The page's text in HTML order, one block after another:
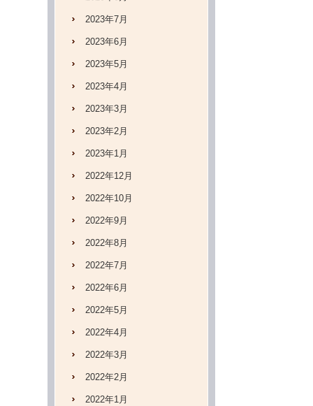
2023年7月
2023年6月
2023年5月
2023年4月
2023年3月
2023年2月
2023年1月
2022年12月
2022年10月
2022年9月
2022年8月
2022年7月
2022年6月
2022年5月
2022年4月
2022年3月
2022年2月
2022年1月